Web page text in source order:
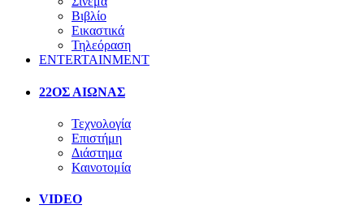
Βιβλίο
Εικαστικά
Τηλεόραση
ENTERTAINMENT
22ΟΣ ΑΙΩΝΑΣ
Τεχνολογία
Επιστήμη
Διάστημα
Καινοτομία
VIDEO